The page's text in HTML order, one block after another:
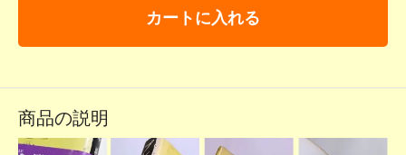
カートに入れる
商品の説明